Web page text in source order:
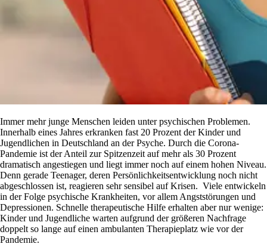
Immer mehr junge Menschen leiden unter psychischen Problemen.
Innerhalb eines Jahres erkranken fast 20 Prozent der Kinder und
Jugendlichen in Deutschland an der Psyche. Durch die Corona-
Pandemie ist der Anteil zur Spitzenzeit auf mehr als 30 Prozent
dramatisch angestiegen und liegt immer noch auf einem hohen Niveau.
Denn gerade Teenager, deren Persönlichkeitsentwicklung noch nicht
abgeschlossen ist, reagieren sehr sensibel auf Krisen. Viele entwickeln
in der Folge psychische Krankheiten, vor allem Angststörungen und
Depressionen. Schnelle therapeutische Hilfe erhalten aber nur wenige:
Kinder und Jugendliche warten aufgrund der größeren Nachfrage
doppelt so lange auf einen ambulanten Therapieplatz wie vor der
Pandemie.